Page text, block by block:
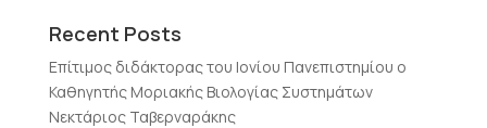
Recent Posts
Επίτιμος διδάκτορας του Ιονίου Πανεπιστημίου ο
Καθηγητής Μοριακής Βιολογίας Συστημάτων
Νεκτάριος Ταβερναράκης